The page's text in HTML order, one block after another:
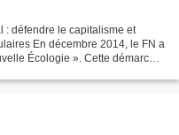
: défendre le capitalisme et
En décembre 2014, le FN a
Écologie ». Cette démarche